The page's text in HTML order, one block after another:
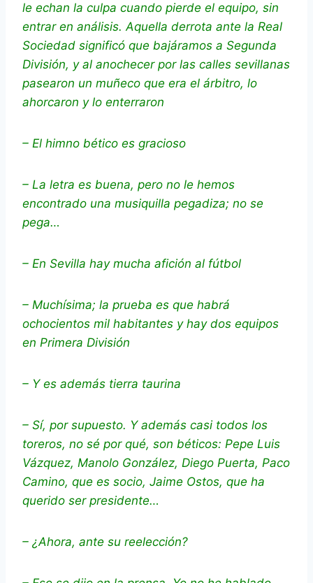
le echan la culpa cuando pierde el equipo, sin
entrar en análisis. Aquella derrota ante la Real
Sociedad significó que bajáramos a Segunda
División, y al anochecer por las calles sevillanas
pasearon un muñeco que era el árbitro, lo
ahorcaron y lo enterraron
– El himno bético es gracioso
– La letra es buena, pero no le hemos
encontrado una musiquilla pegadiza; no se
pega…
– En Sevilla hay mucha afición al fútbol
– Muchísima; la prueba es que habrá
ochocientos mil habitantes y hay dos equipos
en Primera División
– Y es además tierra taurina
– Sí, por supuesto. Y además casi todos los
toreros, no sé por qué, son béticos: Pepe Luis
Vázquez, Manolo González, Diego Puerta, Paco
Camino, que es socio, Jaime Ostos, que ha
querido ser presidente…
– ¿Ahora, ante su reelección?